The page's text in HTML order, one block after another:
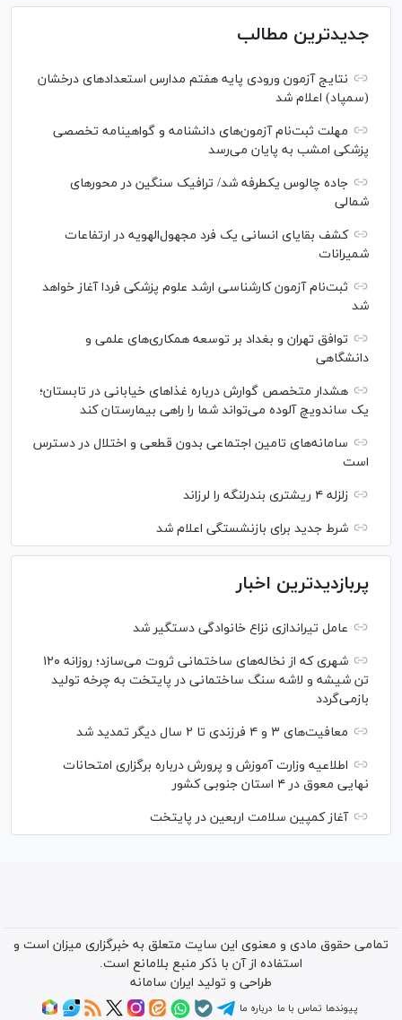
جدیدترین مطالب
نتایج آزمون ورودی پایه هفتم مدارس استعدادهای درخشان
(سمپاد) اعلام شد
مهلت ثبت‌نام آزمون‌های دانشنامه و گواهینامه تخصصی
پزشکی امشب به پایان می‌رسد
جاده چالوس یکطرفه شد/ ترافیک سنگین در محورهای
شمالی
کشف بقایای انسانی یک فرد مجهول‌الهویه در ارتفاعات
شمیرانات
ثبت‌نام آزمون کارشناسی ارشد علوم پزشکی فردا آغاز خواهد
شد
توافق تهران و بغداد بر توسعه همکاری‌های علمی و
دانشگاهی
هشدار متخصص گوارش درباره غذا‌های خیابانی در تابستان؛
یک ساندویچ آلوده می‌تواند شما را راهی بیمارستان کند
سامانه‌های تامین اجتماعی بدون قطعی و اختلال در دسترس
است
زلزله ۴ ریشتری بندرلنگه را لرزاند
شرط جدید برای بازنشستگی اعلام شد
پربازدیدترین اخبار
عامل تیراندازی نزاع خانوادگی دستگیر شد
شهری که از نخاله‌های ساختمانی ثروت می‌سازد؛ روزانه ۱۲۰
تن شیشه و لاشه سنگ ساختمانی در پایتخت به چرخه تولید
بازمی‌گردد
معافیت‌های ۳ و ۴ فرزندی تا ۲ سال دیگر تمدید شد
اطلاعیه وزارت آموزش و پرورش درباره برگزاری امتحانات
نهایی معوق در ۴ استان جنوبی کشور
آغاز کمپین سلامت اربعین در پایتخت
تمامی حقوق مادی و معنوی این سایت متعلق به خبرگزاری میزان است و
استفاده از آن با ذکر منبع بلامانع است.
طراحی و تولید ایران سامانه
پیوندها تماس با ما درباره ما